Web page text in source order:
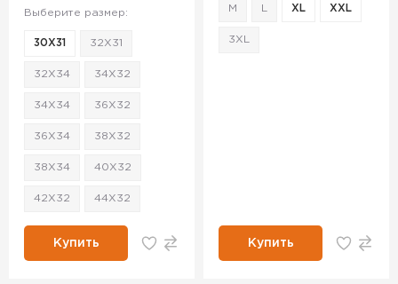
Выберите размер:
30X31 32X31
32X34 34X32
34X34 36X32
36X34 38X32
38X34 40X32
42X32 44X32
Купить
M XL XXL
3XL
Купить